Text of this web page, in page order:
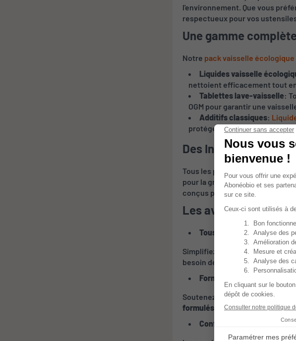
l'environnement. Que vous
respectueux pour vos
Une gamme
Notre pack vaisselle écologique
Liquides vaisselle
nettoient efficacement tout
Tablettes lave-vaisselle:
OGM pour garantir une
Additifs classiques:
protéger vaisselle et machine
Des Ingrédients
Tous les produits inclus dans
pour la grande majorité d'entre
conçus pourminimiser ainsi
Les avantages de
Tous les produits en un
Simplifiez vos achats en
besoin de chercher chaque
Formulés et fabriqués en
Soutenez l'
économie locale
et
formulés et fabriqués en France
Conformité à un cahier